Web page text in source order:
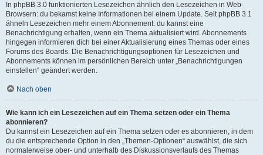
In phpBB 3.0 funktionierten Lesezeichen ähnlich den Lesezeichen in Web-
Browsern: du bekamst keine Informationen bei einem Update. Seit phpBB 3.1
ähneln Lesezeichen mehr einem Abonnement: du kannst eine
Benachrichtigung erhalten, wenn ein Thema aktualisiert wird. Abonnements
hingegen informieren dich bei einer Aktualisierung eines Themas oder eines
Forums des Boards. Die Benachrichtigungsoptionen für Lesezeichen und
Abonnements können im persönlichen Bereich unter „Benachrichtigungen
einstellen“ geändert werden.
Nach oben
Wie kann ich ein Lesezeichen auf ein Thema setzen oder ein Thema
abonnieren?
Du kannst ein Lesezeichen auf ein Thema setzen oder es abonnieren, in dem
du die entsprechende Option in den „Themen-Optionen“ auswählst, die sich
normalerweise ober- und unterhalb des Diskussionsverlaufs des Themas